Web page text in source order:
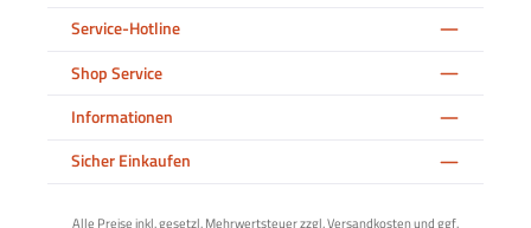
Service-Hotline
Shop Service
Informationen
Sicher Einkaufen
Alle Preise inkl. gesetzl. Mehrwertsteuer zzgl.Versandkostenund ggf.